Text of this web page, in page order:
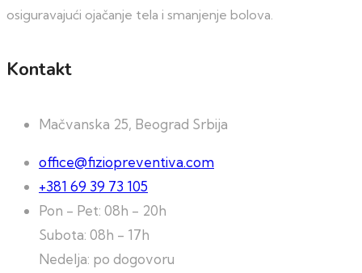
osiguravajući ojačanje tela i smanjenje bolova.
Kontakt
Mačvanska 25, Beograd Srbija
office@fiziopreventiva.com
+381 69 39 73 105
Pon - Pet: 08h - 20h
Subota: 08h - 17h
Nedelja: po dogovoru